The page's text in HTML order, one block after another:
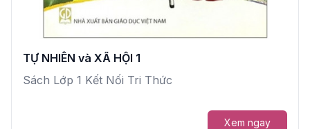
TỰ NHIÊN và XÃ HỘI 1
Sách Lớp 1 Kết Nối Tri Thức
Xem ngay